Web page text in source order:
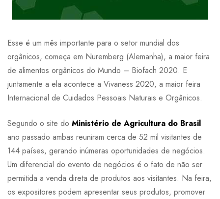
Esse é um mês importante para o setor mundial dos
orgânicos, começa em Nuremberg (Alemanha), a maior feira
de alimentos orgânicos do Mundo – Biofach 2020. E
juntamente a ela acontece a Vivaness 2020, a maior feira
Internacional de Cuidados Pessoais Naturais e Orgânicos.
Segundo o site do Ministério de Agricultura do Brasil
ano passado ambas reuniram cerca de 52 mil visitantes de
144 países, gerando inúmeras oportunidades de negócios.
Um diferencial do evento de negócios é o fato de não ser
permitida a venda direta de produtos aos visitantes. Na feira,
os expositores podem apresentar seus produtos, promover